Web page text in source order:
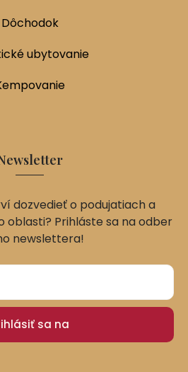
Dôchodok
ubytovanie
dozvedieť o podujatiach a
oblasti? Prihláste sa na odber
newslettera!
sa na